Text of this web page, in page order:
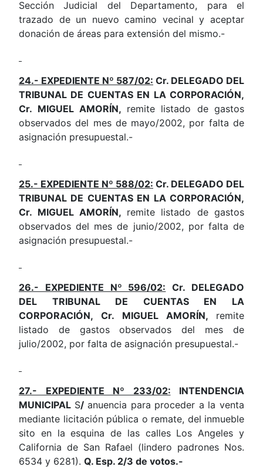
Sección Judicial del Departamento, para el
trazado de un nuevo camino vecinal y aceptar
donación de áreas para extensión del mismo.-
24.- EXPEDIENTE Nº 587/02: Cr. DELEGADO DEL
TRIBUNAL DE CUENTAS EN LA CORPORACIÓN,
Cr. MIGUEL AMORÍN, remite listado de gastos
observados del mes de mayo/2002, por falta de
asignación presupuestal.-
25.- EXPEDIENTE Nº 588/02: Cr. DELEGADO DEL
TRIBUNAL DE CUENTAS EN LA CORPORACIÓN,
Cr. MIGUEL AMORÍN, remite listado de gastos
observados del mes de junio/2002, por falta de
asignación presupuestal.-
26.- EXPEDIENTE Nº 596/02: Cr. DELEGADO
DEL TRIBUNAL DE CUENTAS EN LA
CORPORACIÓN, Cr. MIGUEL AMORÍN, remite
listado de gastos observados del mes de
julio/2002, por falta de asignación presupuestal.-
27.- EXPEDIENTE Nº 233/02: INTENDENCIA
MUNICIPAL S/anuencia para proceder a la venta
mediante licitación pública o remate, del inmueble
sito en la esquina de las calles Los Angeles y
California de San Rafael (lindero padrones Nos.
6534 y 6281). Q. Esp. 2/3 de votos.-